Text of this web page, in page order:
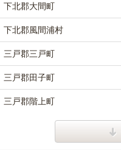
下北郡大間町
下北郡風間浦村
三戸郡三戸町
三戸郡田子町
三戸郡階上町